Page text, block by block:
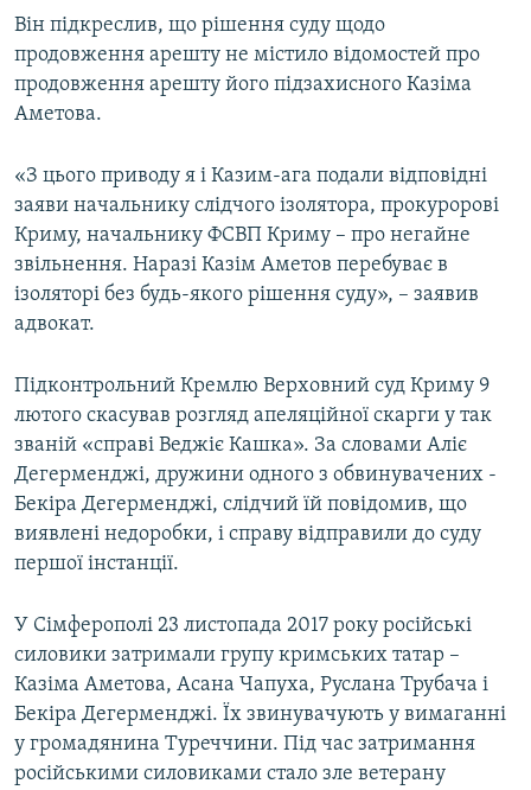
Він підкреслив, що рішення суду щодо
продовження арешту не містило відомостей про
продовження арешту його підзахисного Казіма
Аметова.
«З цього приводу я і Казим-ага подали відповідні
заяви начальнику слідчого ізолятора, прокуророві
Криму, начальнику ФСВП Криму – про негайне
звільнення. Наразі Казім Аметов перебуває в
ізоляторі без будь-якого рішення суду», – заявив
адвокат.
Підконтрольний Кремлю Верховний суд Криму 9
лютого скасував розгляд апеляційної скарги у так
званій «справі Веджіє Кашка». За словами Аліє
Дегерменджі, дружини одного з обвинувачених -
Бекіра Дегерменджі, слідчий їй повідомив, що
виявлені недоробки, і справу відправили до суду
першої інстанції.
У Сімферополі 23 листопада 2017 року російські
силовики затримали групу кримських татар –
Казіма Аметова, Асана Чапуха, Руслана Трубача і
Бекіра Дегерменджі. Їх звинувачують у вимаганні
у громадянина Туреччини. Під час затримання
російськими силовиками стало зле ветерану